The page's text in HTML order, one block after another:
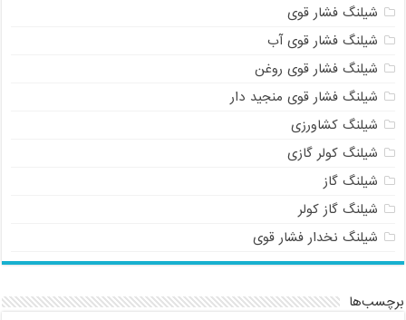
شیلنگ فشار قوی
شیلنگ فشار قوی آب
شیلنگ فشار قوی روغن
شیلنگ فشار قوی منجید دار
شیلنگ کشاورزی
شیلنگ کولر گازی
شیلنگ گاز
شیلنگ گاز کولر
شیلنگ نخدار فشار قوی
برچسب‌ها